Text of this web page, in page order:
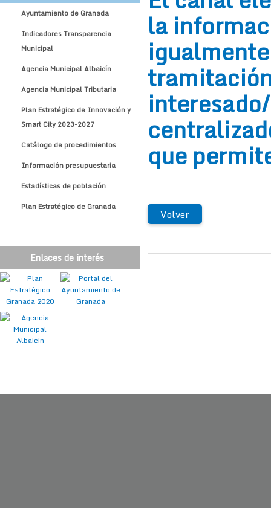
o existe un seguimiento centralizado
expedientes que permite conocer su
Ayuntamiento de Granada
Indicadores Transparencia
Municipal
Agencia Municipal Albaicín
Agencia Municipal Tributaria
Plan Estratégico de Innovación y
Smart City 2023-2027
Catálogo de procedimientos
Información presupuestaria
Estadísticas de población
Plan Estratégico de Granada
Enlaces de interés
la
que
Volver